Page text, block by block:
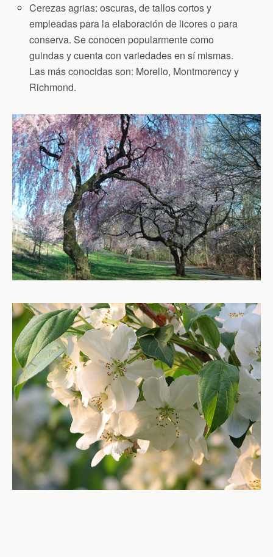
Cerezas agrias: oscuras, de tallos cortos y
empleadas para la elaboración de licores o para
conserva. Se conocen popularmente como
guindas y cuenta con variedades en sí mismas.
Las más conocidas son: Morello, Montmorency y
Richmond.